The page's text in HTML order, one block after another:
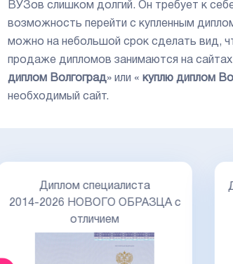
ВУЗов слишком долгий. Он требует к
возможность перейти с купленным
можно на небольшой срок сделать вид,
продаже дипломов занимаются на
диплом Волгоград» или « куплю диплом
необходимый сайт.
Диплом специалиста
2014-2026 НОВОГО ОБРАЗЦА с
отличием